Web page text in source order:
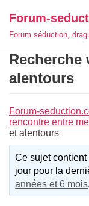
Aller
au
Forum-
Forum séduction,
Recherche
alentours
Forum-
rencontre entre
et alentours
Ce sujet
jour pour la
années et 6 mois.